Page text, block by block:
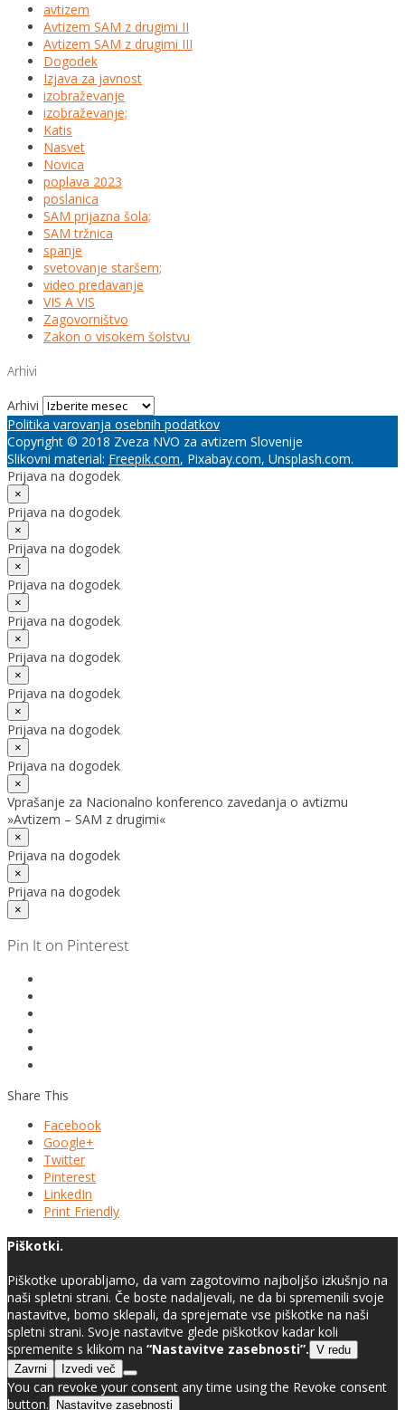
avtizem
Avtizem SAM z drugimi II
Avtizem SAM z drugimi III
Dogodek
Izjava za javnost
izobraževanje
izobraževanje;
Katis
Nasvet
Novica
poplava 2023
poslanica
SAM prijazna šola;
SAM tržnica
spanje
svetovanje staršem;
video predavanje
VIS A VIS
Zagovorništvo
Zakon o visokem šolstvu
Arhivi
Arhivi
Politika varovanja osebnih podatkov
Copyright © 2018 Zveza NVO za avtizem Slovenije
Slikovni material: Freepik.com, Pixabay.com, Unsplash.com.
Prijava na dogodek
×
Prijava na dogodek
×
Prijava na dogodek
×
Prijava na dogodek
×
Prijava na dogodek
×
Prijava na dogodek
×
Prijava na dogodek
×
Prijava na dogodek
×
Prijava na dogodek
×
Vprašanje za Nacionalno konferenco zavedanja o avtizmu
»Avtizem – SAM z drugimi«
×
Prijava na dogodek
×
Prijava na dogodek
×
Pin It on Pinterest
Share This
Facebook
Google+
Twitter
Pinterest
LinkedIn
Print Friendly
Piškotki.
Piškotke uporabljamo, da vam zagotovimo najboljšo izkušnjo na
naši spletni strani. Če boste nadaljevali, ne da bi spremenili svoje
nastavitve, bomo sklepali, da sprejemate vse piškotke na naši
spletni strani. Svoje nastavitve glede piškotkov kadar koli
spremenite s klikom na “Nastavitve zasebnosti”. V redu
Zavrni
Izvedi več
You can revoke your consent any time using the Revoke consent
button.
Nastavitve zasebnosti